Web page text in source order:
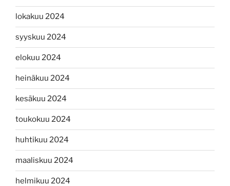
lokakuu 2024
syyskuu 2024
elokuu 2024
heinäkuu 2024
kesäkuu 2024
toukokuu 2024
huhtikuu 2024
maaliskuu 2024
helmikuu 2024